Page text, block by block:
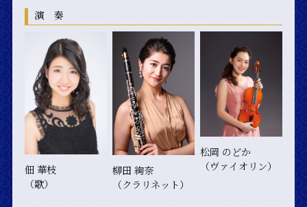
演 奏
佃 華枝
（歌）
柳田 絢奈
（クラリネット）
松岡 のどか
（ヴァイオリン）